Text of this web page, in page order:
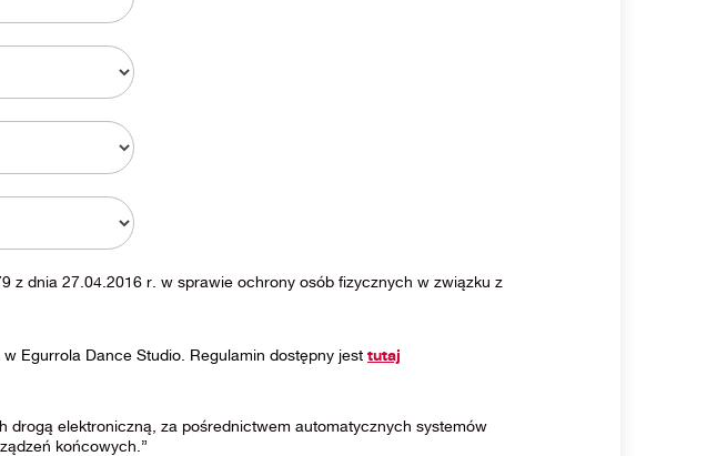
z dnia 27.04.2016 r. w sprawie ochrony osób fizycznych w związku z
Egurrola Dance Studio. Regulamin dostępny jest tutaj
drogą elektroniczną, za pośrednictwem automatycznych systemów
końcowych.”